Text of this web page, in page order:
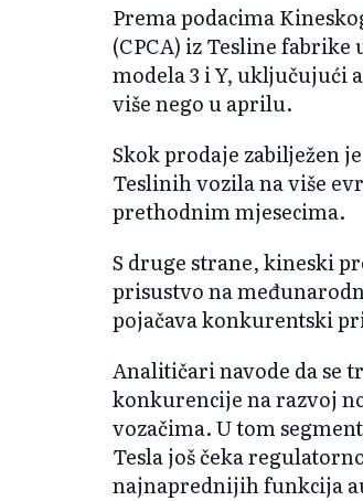
Prema podacima
(CPCA) iz Tesline
modela 3 i Y, uključujući
više nego u aprilu.
Skok prodaje zabilježen
Teslinih vozila na više
prethodnim mjesecima.
S druge strane, kineski
prisustvo na
pojačava konkurentski
Analitičari navode da se
konkurencije na razvoj
vozačima. U tom
Tesla još čeka
najnaprednijih funkcija